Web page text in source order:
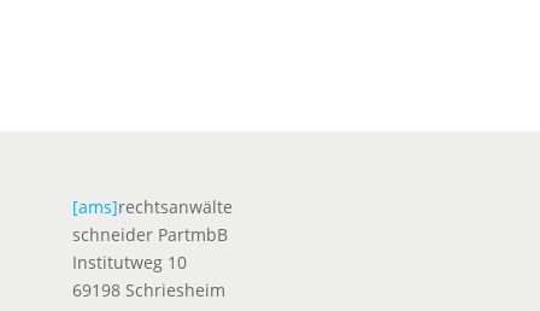
[ams]rechtsanwälte
schneider PartmbB
Institutweg 10
69198 Schriesheim